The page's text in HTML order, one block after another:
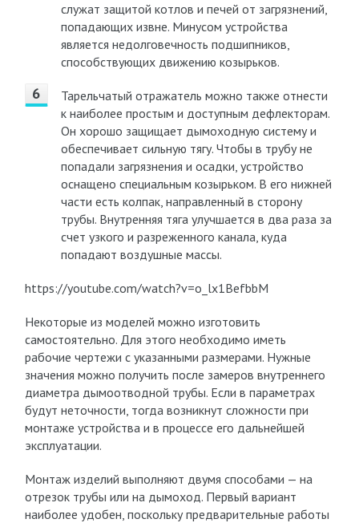
служат защитой котлов и печей от загрязнений,
попадающих извне. Минусом устройства
является недолговечность подшипников,
способствующих движению козырьков.
Тарельчатый отражатель можно также отнести
к наиболее простым и доступным дефлекторам.
Он хорошо защищает дымоходную систему и
обеспечивает сильную тягу. Чтобы в трубу не
попадали загрязнения и осадки, устройство
оснащено специальным козырьком. В его нижней
части есть колпак, направленный в сторону
трубы. Внутренняя тяга улучшается в два раза за
счет узкого и разреженного канала, куда
попадают воздушные массы.
https://youtube.com/watch?v=o_lx1BefbbM
Некоторые из моделей можно изготовить
самостоятельно. Для этого необходимо иметь
рабочие чертежи с указанными размерами. Нужные
значения можно получить после замеров внутреннего
диаметра дымоотводной трубы. Если в параметрах
будут неточности, тогда возникнут сложности при
монтаже устройства и в процессе его дальнейшей
эксплуатации.
Монтаж изделий выполняют двумя способами — на
отрезок трубы или на дымоход. Первый вариант
наиболее удобен, поскольку предварительные работы